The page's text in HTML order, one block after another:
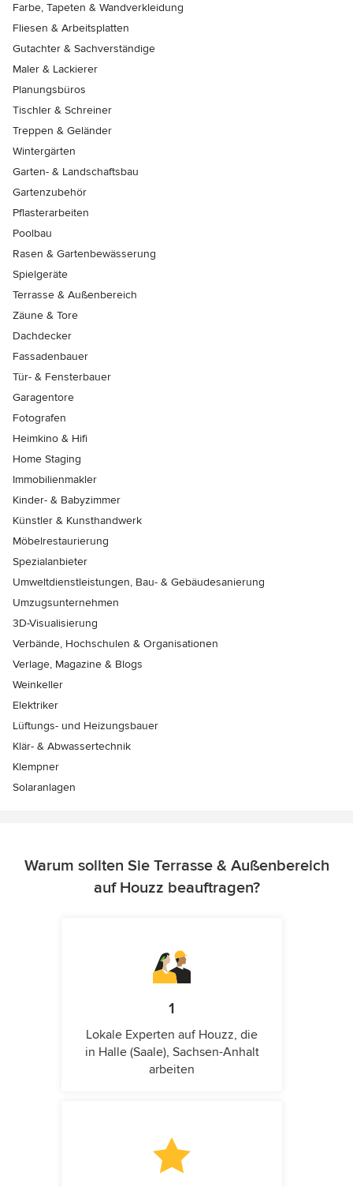
Farbe, Tapeten & Wandverkleidung
Fliesen & Arbeitsplatten
Gutachter & Sachverständige
Maler & Lackierer
Planungsbüros
Tischler & Schreiner
Treppen & Geländer
Wintergärten
Garten- & Landschaftsbau
Gartenzubehör
Pflasterarbeiten
Poolbau
Rasen & Gartenbewässerung
Spielgeräte
Terrasse & Außenbereich
Zäune & Tore
Dachdecker
Fassadenbauer
Tür- & Fensterbauer
Garagentore
Fotografen
Heimkino & Hifi
Home Staging
Immobilienmakler
Kinder- & Babyzimmer
Künstler & Kunsthandwerk
Möbelrestaurierung
Spezialanbieter
Umweltdienstleistungen, Bau- & Gebäudesanierung
Umzugsunternehmen
3D-Visualisierung
Verbände, Hochschulen & Organisationen
Verlage, Magazine & Blogs
Weinkeller
Elektriker
Lüftungs- und Heizungsbauer
Klär- & Abwassertechnik
Klempner
Solaranlagen
Warum sollten Sie Terrasse & Außenbereich
auf Houzz beauftragen?
1
Lokale Experten auf Houzz, die
in Halle (Saale), Sachsen-Anhalt
arbeiten